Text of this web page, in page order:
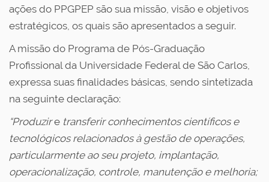
ações do PPGPEP são sua missão, visão e objetivos
estratégicos, os quais são apresentados a seguir.
A missão do Programa de Pós-Graduação
Profissional da Universidade Federal de São Carlos,
expressa suas finalidades básicas, sendo sintetizada
na seguinte declaração:
“Produzire transferir conhecimentos científicos e
tecnológicos relacionados à gestão de operações,
particularmente ao seu projeto, implantação,
operacionalização, controle, manutenção e melhoria;